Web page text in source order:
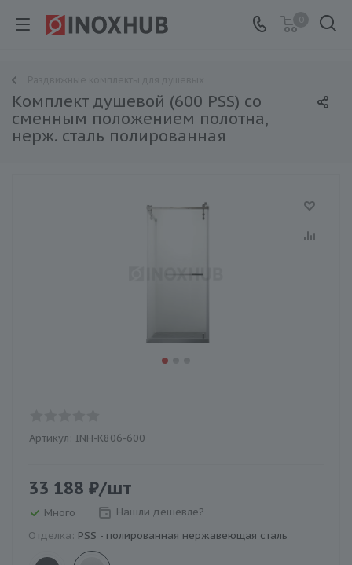
0
Комплект душевой (600 PSS) со
сменным положением полотна,
нерж. сталь полированная
Артикул: INH-K806-600
33 188 ₽/шт
Много
Нашли дешевле?
Отделка: PSS - полированная нержавеющая сталь